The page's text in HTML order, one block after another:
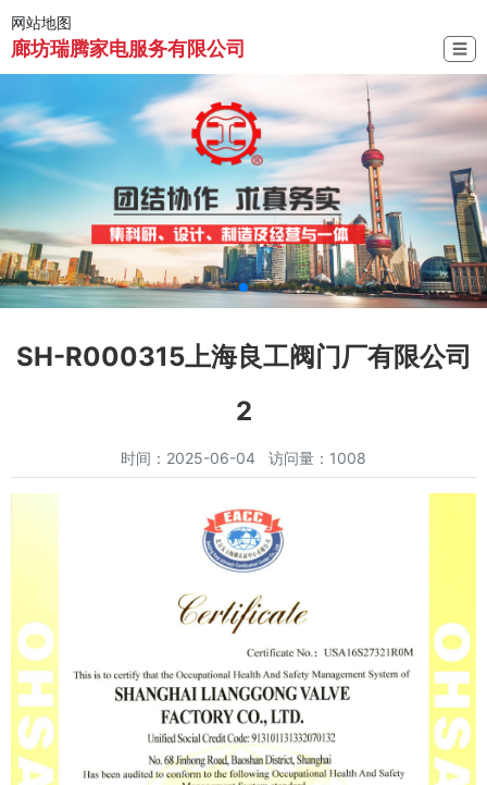
网站地图
廊坊瑞腾家电服务有限公司 ☰
SH-R000315上海良工阀门厂有限公司
2
时间：2025-06-04 访问量：1008